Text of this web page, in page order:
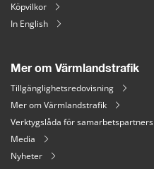
Köpvilkor
In English
Mer om Värmlandstrafik
Tillgänglighetsredovisning
Mer om Värmlandstrafik
Verktygslåda för samarbetspartners
Media
Nyheter